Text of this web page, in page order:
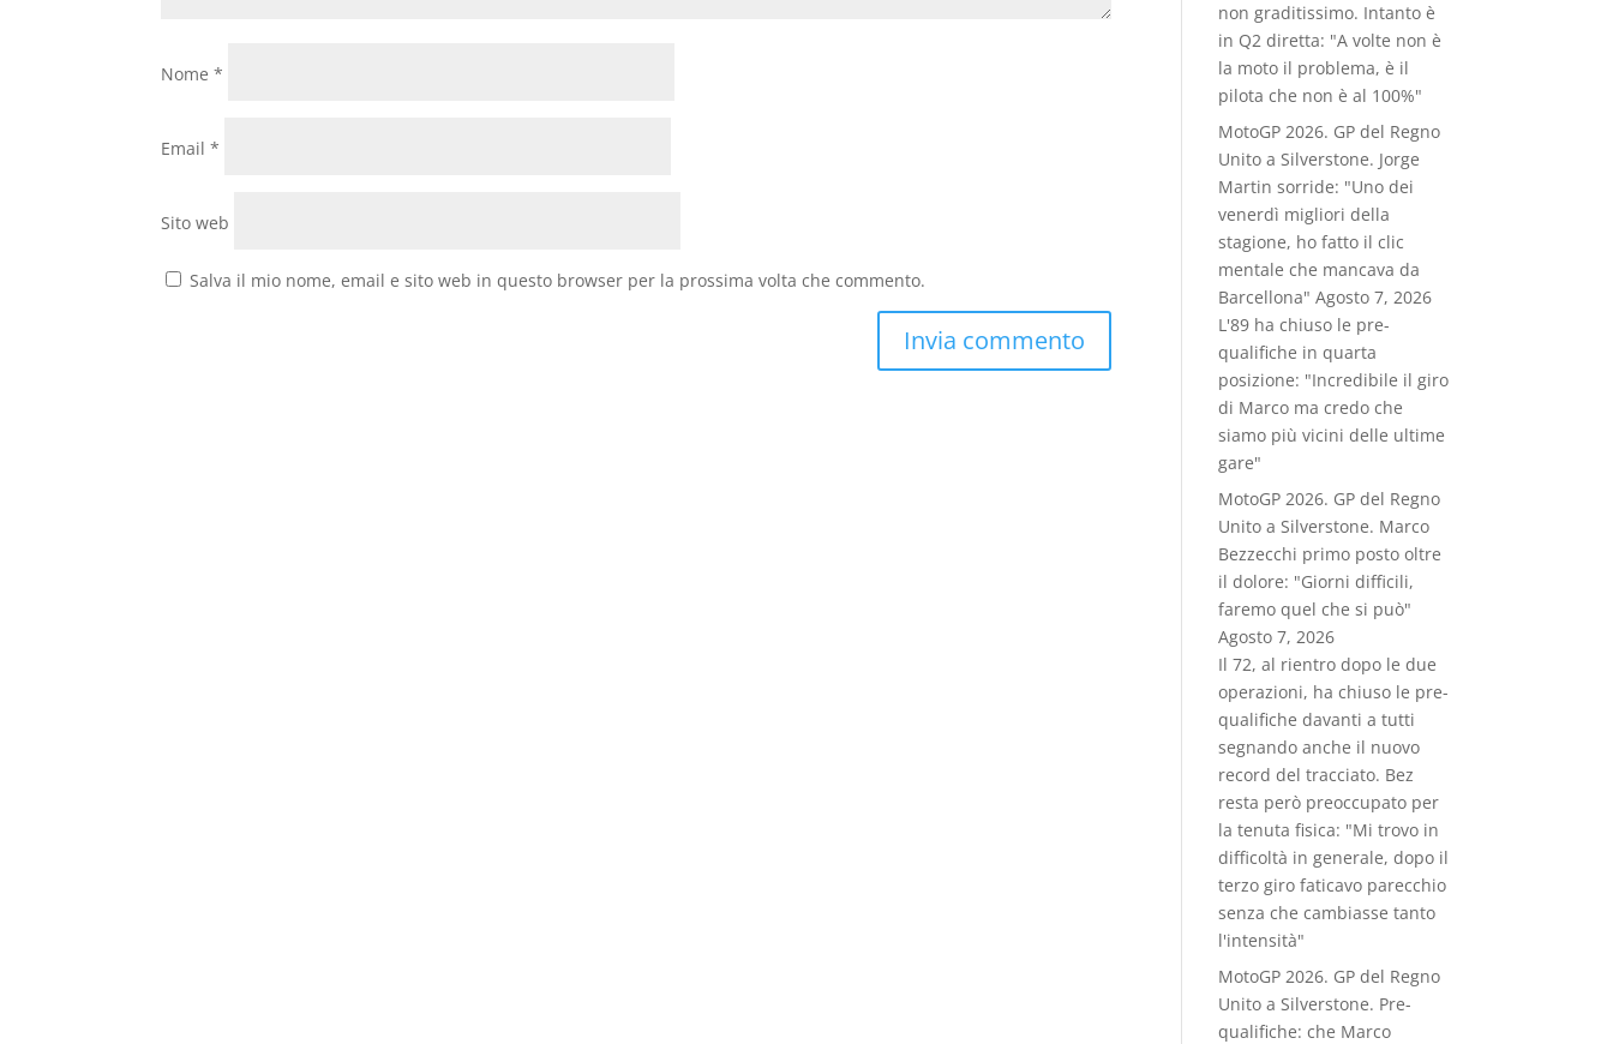
Nome*
Email*
Sito web
Salva il mio nome, email e sito web in questo browser per la prossima volta che commento.
non graditissimo. Intanto è
in Q2 diretta: "A volte non è
la moto il problema, è il
pilota che non è al 100%"
MotoGP 2026. GP del Regno
Unito a Silverstone. Jorge
Martin sorride: "Uno dei
venerdì migliori della
stagione, ho fatto il clic
mentale che mancava da
Barcellona" Agosto 7, 2026
L'89 ha chiuso le pre-
qualifiche in quarta
posizione: "Incredibile il giro
di Marco ma credo che
siamo più vicini delle ultime
gare"
MotoGP 2026. GP del Regno
Unito a Silverstone. Marco
Bezzecchi primo posto oltre
il dolore: "Giorni difficili,
faremo quel che si può"
Agosto 7, 2026
Il 72, al rientro dopo le due
operazioni, ha chiuso le pre-
qualifiche davanti a tutti
segnando anche il nuovo
record del tracciato. Bez
resta però preoccupato per
la tenuta fisica: "Mi trovo in
difficoltà in generale, dopo il
terzo giro faticavo parecchio
senza che cambiasse tanto
l'intensità"
MotoGP 2026. GP del Regno
Unito a Silverstone. Pre-
qualifiche: che Marco